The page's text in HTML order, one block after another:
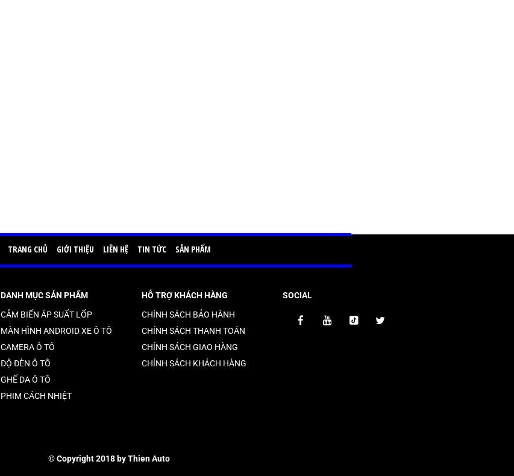
TRANG CHỦ GIỚI THIỆU LIÊN HỆ TIN TỨC SẢN PHẨM
DANH MỤC SẢN PHẨM
CẢM BIẾN ÁP SUẤT LỐP
MÀN HÌNH ANDROID XE Ô TÔ
CAMERA Ô TÔ
ĐỘ ĐÈN Ô TÔ
GHẾ DA Ô TÔ
PHIM CÁCH NHIỆT
HỖ TRỢ KHÁCH HÀNG
CHÍNH SÁCH BẢO HÀNH
CHÍNH SÁCH THANH TOÁN
CHÍNH SÁCH GIAO HÀNG
CHÍNH SÁCH KHÁCH HÀNG
SOCIAL
© Copyright 2018 by Thien Auto